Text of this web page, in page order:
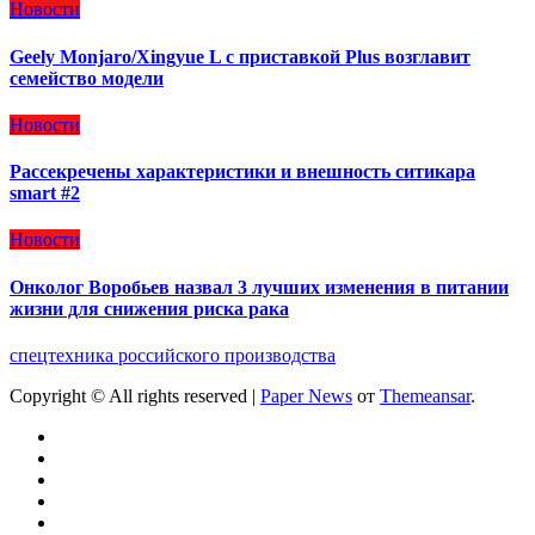
Новости
Geely Monjaro/Xingyue L с приставкой Plus возглавит
семейство модели
Новости
Рассекречены характеристики и внешность ситикара
smart #2
Новости
Онколог Воробьев назвал 3 лучших изменения в питании
жизни для снижения риска рака
спецтехника российского производства
Copyright © All rights reserved | Paper News от Themeansar.